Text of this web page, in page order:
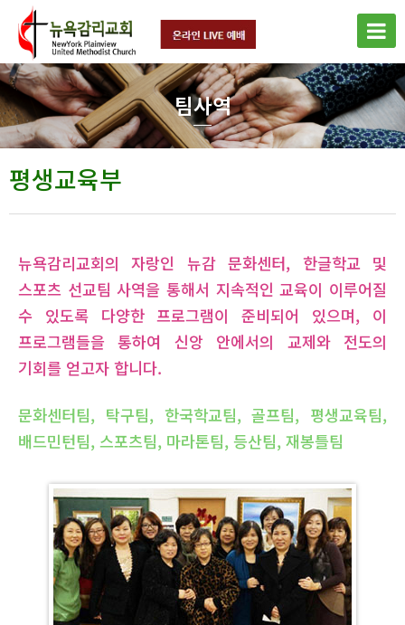
팀사역
평생교육부
뉴욕감리교회의 자랑인 뉴감 문화센터, 한글학교 및
스포츠 선교팀 사역을 통해서 지속적인 교육이 이루어질
수 있도록 다양한 프로그램이 준비되어 있으며, 이
프로그램들을 통하여 신앙 안에서의 교제와 전도의
기회를 얻고자 합니다.
문화센터팀, 탁구팀, 한국학교팀, 골프팀, 평생교육팀,
배드민턴팀, 스포츠팀, 마라톤팀, 등산팀, 재봉틀팀